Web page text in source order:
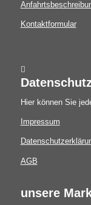
Kontaktformular
Hier können Sie
Impressum
AGB
unsere